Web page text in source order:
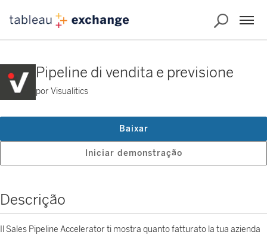
Pipeline di vendita e previsione
por Visualitics
Iniciar demonstração
Baixar
Descrição
Il Sales Pipeline Accelerator ti mostra quanto fatturato la tua azienda